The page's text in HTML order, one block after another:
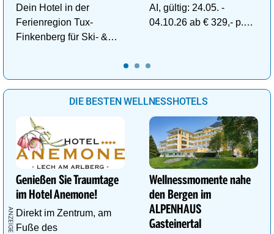
Dein Hotel in der
Ferienregion Tux-
Finkenberg für Ski- &
AI, gültig: 24.05. -
04.10.26 ab € 329,- p.P.
DIE BESTEN WELLNESSHOTELS
Genießen Sie Traumtage
im Hotel Anemone!
Direkt im Zentrum, am
Fuße des
Wellnessmomente nahe
den Bergen im
ALPENHAUS
Gasteinertal